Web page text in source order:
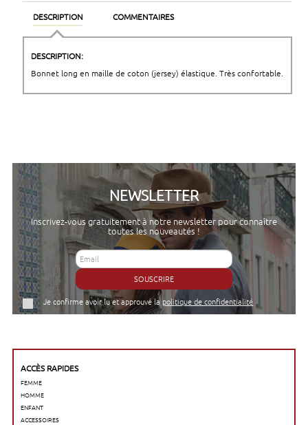
DESCRIPTION COMMENTAIRES
DESCRIPTION:
Bonnet long en maille de coton (jersey) élastique. Très confortable.
NEWSLETTER
Inscrivez-vous gratuitement à notre newsletter pour connaître
toutes les nouveautés !
SOUSCRIRE
Je confirme avoir lu et approuvé lapolitique de confidentialité
ACCÈS RAPIDES
FEMME
HOMME
ENFANT
ACCESSOIRES